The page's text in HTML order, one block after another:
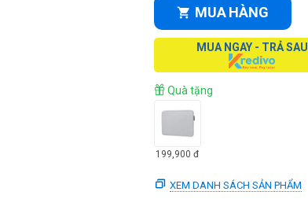
MUA HÀNG
MUA NGAY - TRẢ SAU
Quà tặng
199,900 đ
XEM DANH SÁCH SẢN PHẨM